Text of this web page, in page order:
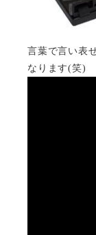
言葉で言い表
なります(笑)